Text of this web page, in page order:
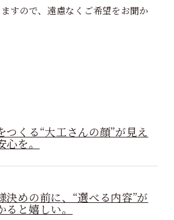
すので、遠慮なくご希望をお聞か
つくる“大工さんの顔”が見え
心を。
決めの前に、“選べる内容”が
ると嬉しい。